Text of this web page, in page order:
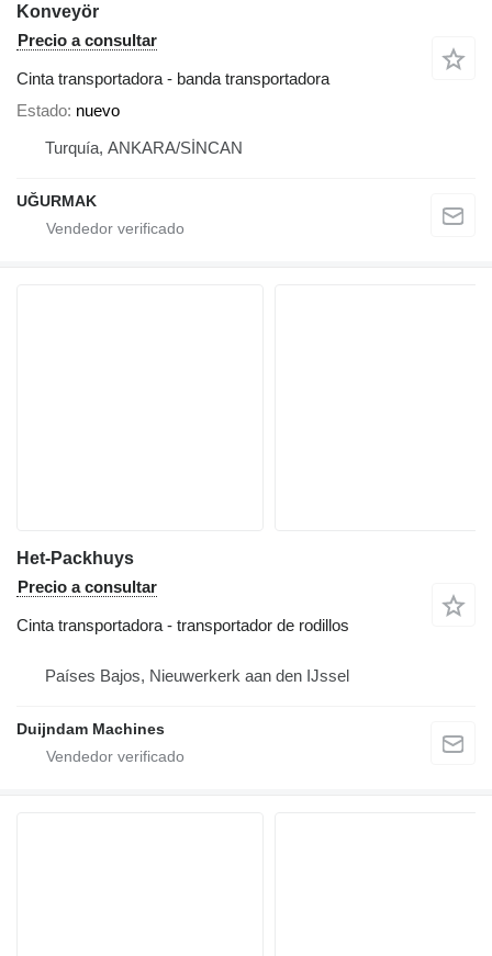
Konveyör
Precio a consultar
Cinta transportadora - banda transportadora
Estado nuevo
Turquía, ANKARA/SİNCAN
UĞURMAK
Het-Packhuys
Precio a consultar
Cinta transportadora - transportador de rodillos
Países Bajos, Nieuwerkerk aan den IJssel
Duijndam Machines